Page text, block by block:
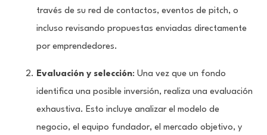
través de su red de contactos, eventos de pitch, o
incluso revisando propuestas enviadas directamente
por emprendedores.
Evaluación y selección: Una vez que un fondo
identifica una posible inversión, realiza una evaluación
exhaustiva. Esto incluye analizar el modelo de
negocio, el equipo fundador, el mercado objetivo, y